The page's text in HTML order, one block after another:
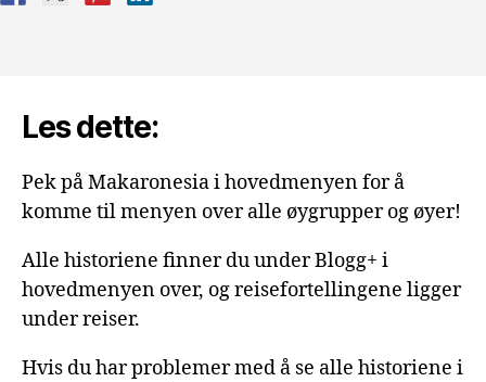
Les dette:
Pek på Makaronesia i hovedmenyen for å
komme til menyen over alle øygrupper og øyer!
Alle historiene finner du under Blogg+ i
hovedmenyen over, og reisefortellingene ligger
under reiser.
Hvis du har problemer med å se alle historiene i